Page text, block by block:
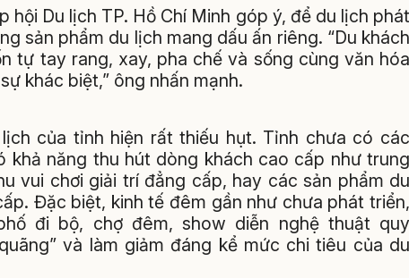
hội Du lịch TP. Hồ Chí Minh góp ý, để du lịch phát
sản phẩm du lịch mang dấu ấn riêng. “Du khách
tự tay rang, xay, pha chế và sống cùng văn hóa
khác biệt,” ông nhấn mạnh.
của tỉnh hiện rất thiếu hụt. Tỉnh chưa có các
khả năng thu hút dòng khách cao cấp như trung
vui chơi giải trí đẳng cấp, hay các sản phẩm du
Đặc biệt, kinh tế đêm gần như chưa phát triển,
đi bộ, chợ đêm, show diễn nghệ thuật quy
và làm giảm đáng kể mức chi tiêu của du